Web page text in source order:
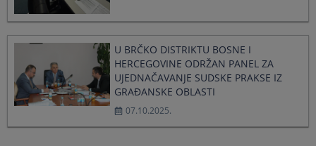
U BRČKO DISTRIKTU BOSNE I
HERCEGOVINE ODRŽAN PANEL ZA
UJEDNAČAVANJE SUDSKE PRAKSE IZ
GRAĐANSKE OBLASTI
07.10.2025.